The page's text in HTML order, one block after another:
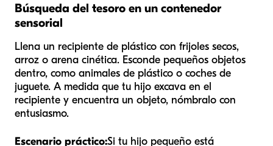
Búsqueda del tesoro en un contenedor
sensorial
Llena un recipiente de plástico con frijoles secos,
arroz o arena cinética. Esconde pequeños objetos
dentro, como animales de plástico o coches de
juguete. A medida que tu hijo excava en el
recipiente y encuentra un objeto, nómbralo con
entusiasmo.
Escenario práctico:Si tu hijo pequeño está